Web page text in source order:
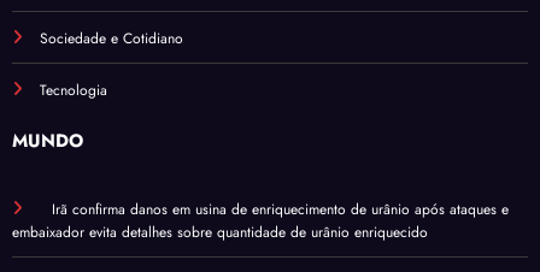
Sociedade e Cotidiano
Tecnologia
MUNDO
Irã confirma danos em usina de enriquecimento de urânio após ataques e
embaixador evita detalhes sobre quantidade de urânio enriquecido